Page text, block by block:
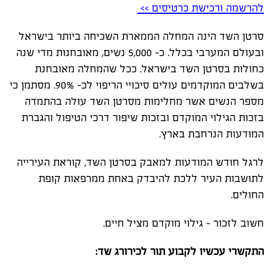
להרשמה ורכישת כרטיסים >>
סרטן השד הינה המחלה הממארת השכיחה ביותר בישראל
ובעולם המערבי בכלל. כ- 5,000 נשים, מאובחנות מדי שנה
כחולות בסרטן השד בישראל. ככל שהמחלה מאובחנת
בשלבים המוקדמים עולים סיכויי הריפוי לכ- 90%. מסתמן כי
מספר הנשים אשר מחלימות מסרטן השד עולה בהתמדה
בזכות הגילוי המוקדם ובזכות שיפור דרכי הטיפול והגברת
המודעות הנרחבת בארץ.
לרגל חודש המודעות למאבק בסרטן השד, קוראת העירייה
לתושבות העיר ללכת להיבדק באחת ממרפאות קופת
החולים.
חשוב לזכור - גילוי מוקדם מציל חיים.
התקשרי עכשיו לקבוע תור לכירורג שד: